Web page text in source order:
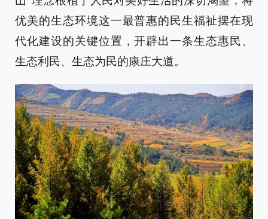
优美的生态环境这一最普惠的民生福祉摆在现
代化建设的关键位置，开辟出一条生态惠民、
生态利民、生态为民的康庄大道。